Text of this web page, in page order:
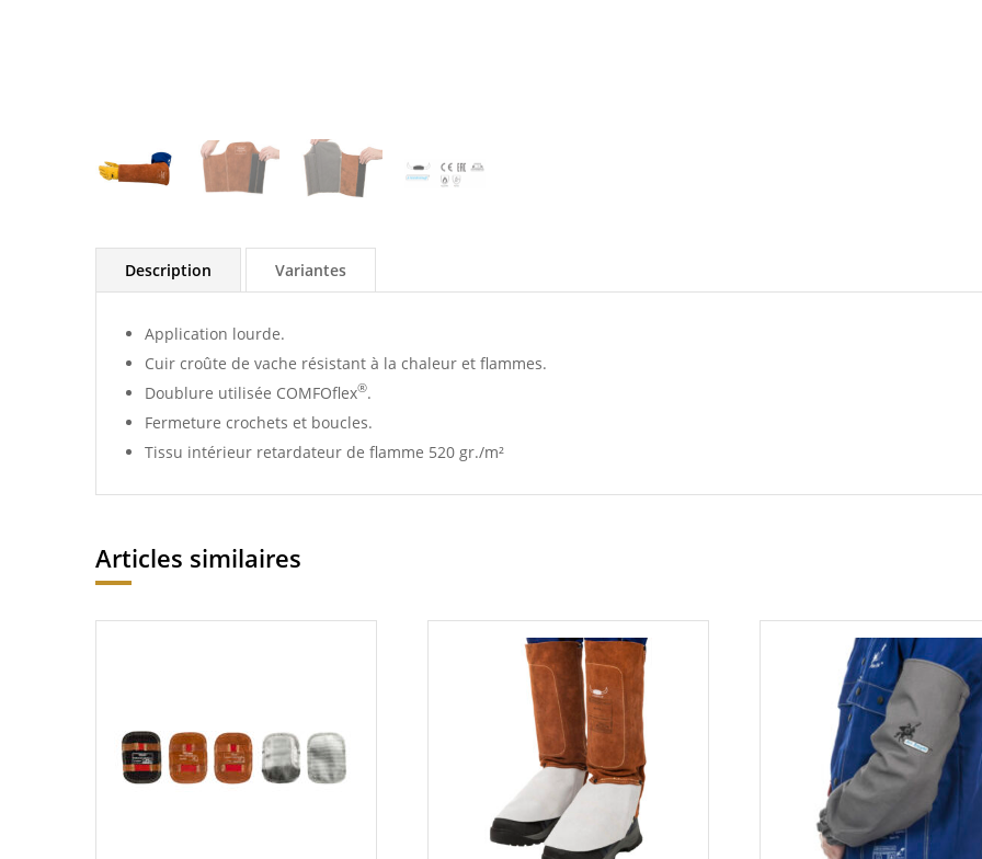
Description Variantes
Application lourde.
Cuir croûte de vache résistant à la chaleur et flammes.
Doublure utilisée COMFOflex®.
Fermeture crochets et boucles.
Tissu intérieur retardateur de flamme 520 gr./m²
Articles similaires